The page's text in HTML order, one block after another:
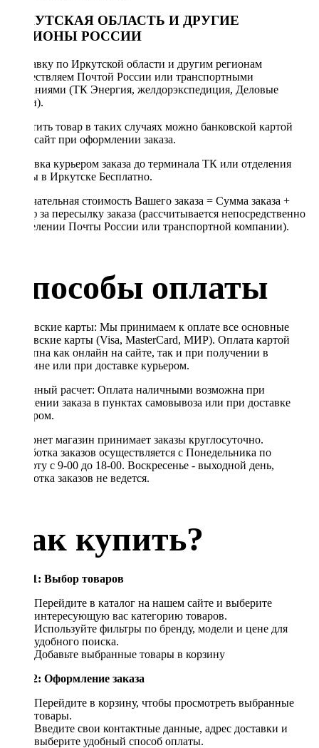
ИРКУТСКАЯ ОБЛАСТЬ И ДРУГИЕ
РЕГИОНЫ РОССИИ
Отправку по Иркутской области и другим регионам
осуществляем Почтой России или транспортными
компаниями (ТК Энергия, желдорэкспедиция, Деловые
линии).
Оплатить товар в таких случаях можно банковской картой
через сайт при оформлении заказа.
Доставка курьером заказа до терминала ТК или отделения
Почты в Иркутске Бесплатно.
Окончательная стоимость Вашего заказа = Сумма заказа +
Тариф за пересылку заказа (рассчитывается непосредственно
в отделении Почты России или транспортной компании).
Способы оплаты
Банковские карты: Мы принимаем к оплате все основные
банковские карты (Visa, MasterCard, МИР). Оплата картой
доступна как онлайн на сайте, так и при получении в
магазине или при доставке курьером.
Наличный расчет: Оплата наличными возможна при
получении заказа в пунктах самовывоза или при доставке
курьером.
Интернет магазин принимает заказы круглосуточно.
Обработка заказов осуществляется с Понедельника по
Субботу с 9-00 до 18-00. Воскресенье - выходной день,
обработка заказов не ведется.
Как купить?
Шаг 1: Выбор товаров
Перейдите в каталог на нашем сайте и выберите
интересующую вас категорию товаров.
Используйте фильтры по бренду, модели и цене для
удобного поиска.
Добавьте выбранные товары в корзину
Шаг 2: Оформление заказа
Перейдите в корзину, чтобы просмотреть выбранные
товары.
Введите свои контактные данные, адрес доставки и
выберите удобный способ оплаты.